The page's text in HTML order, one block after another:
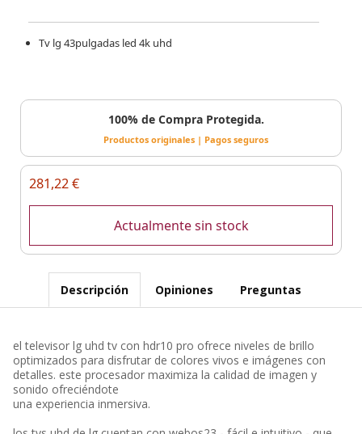
Tv lg 43pulgadas led 4k uhd
100% de Compra Protegida.
Productos originales | Pagos seguros
281,22 €
Actualmente sin stock
Descripción Opiniones Preguntas
el televisor lg uhd tv con hdr10 pro ofrece niveles de brillo
optimizados para disfrutar de colores vivos e imágenes con
detalles. este procesador maximiza la calidad de imagen y
sonido ofreciéndote
una experiencia inmersiva.